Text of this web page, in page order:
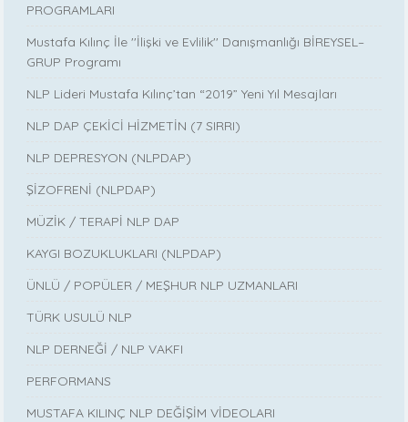
PROGRAMLARI
Mustafa Kılınç İle ''İlişki ve Evlilik'' Danışmanlığı BİREYSEL–
GRUP Programı
NLP Lideri Mustafa Kılınç’tan “2019” Yeni Yıl Mesajları
NLP DAP ÇEKİCİ HİZMETİN (7 SIRRI)
NLP DEPRESYON (NLPDAP)
ŞİZOFRENİ (NLPDAP)
MÜZİK / TERAPİ NLP DAP
KAYGI BOZUKLUKLARI (NLPDAP)
ÜNLÜ / POPÜLER / MEŞHUR NLP UZMANLARI
TÜRK USULÜ NLP
NLP DERNEĞİ / NLP VAKFI
PERFORMANS
MUSTAFA KILINÇ NLP DEĞİŞİM VİDEOLARI